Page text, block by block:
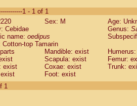
Saguinus labiatus(0)
Saguinus leucopus (0)
Saguinus mystax
Cebidae Saguinus nigricollis (0)
Saguinus oedipus
Saguinus weddelli
Cebidae Saguinusspp.
1 - 1 of 1
Sex: M
Age:
Cebidae
Genus:
name: oedipus
Cotton-top Tamarin
Mandible: exist
Scapula: exist
Femur:
exist
Coxae: exist
Trunk:
exist
Foot: exist
1